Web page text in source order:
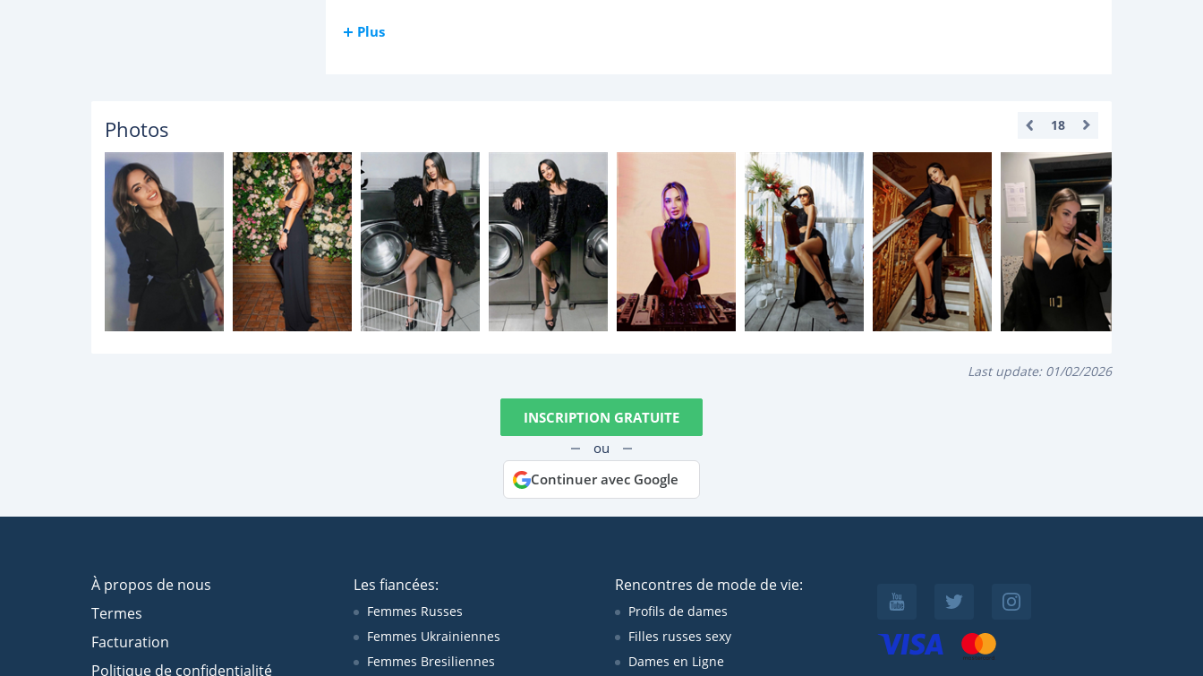
Plus
Photos 18
Last update: 01/02/2026
INSCRIPTION GRATUITE
ou
Continuer avec Google
À propos de nous
Termes
Facturation
Politique de confidentialité
Les fiancées:
Femmes Russes
Femmes Ukrainiennes
Femmes Bresiliennes
Rencontres de mode de vie:
Profils de dames
Filles russes sexy
Dames en Ligne